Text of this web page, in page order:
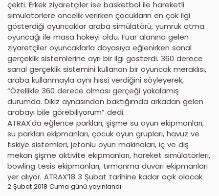
çekti. Erkek ziyaretçiler ise basketbol ile hareketli
simülatörlere öncelik verirken çocukların en çok ilgi
gösterdiği oyuncaklar araba simülatörü, yumruk atma
oyuncağı ile masa hokeyi oldu. Fuar alanına gelen
ziyaretçiler oyuncaklarla doyasıya eğlenirken sanal
gerçeklik sistemlerine ayrı bir ilgi gösterdi. 360 derece
sanal gerçeklik sistemini kullanan bir oyuncak meraklısı,
araba kullanmayla aynı hissi verdiğini söyleyerek,
“Özellikle 360 derece olması gerçeği yakalamış
durumda. Dikiz aynasından baktığımda arkadan gelen
arabayı bile görebiliyorum” dedi.
ATRAX'da eğlence parkları, şişme su oyun ekipmanları,
su parkları ekipmanları, çocuk oyun grupları, havuz ve
fıskiye sistemleri, jetonlu oyun makinaları, iç ve dış
mekan şişme aktivite ekipmanları, hareket simülatörleri,
bowling tesis ekipmanları, tırmanma duvarı ekipmanları
yer alıyor. ATRAX’18 3 Şubat tarihine kadar açık olacak.
2 Şubat 2018 Cuma günü yayınlandı